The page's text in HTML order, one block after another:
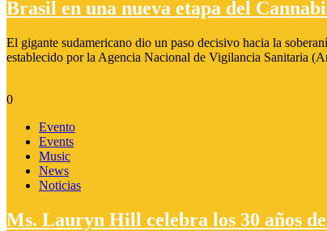
Brasil en una nueva etapa del
El gigante sudamericano dio un paso decisivo hacia la
establecido por la Agencia Nacional de Vigilancia Sanitaria
0
Evento
Events
Music
News
Noticias
Ms. Lauryn Hill celebra los 30 años